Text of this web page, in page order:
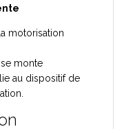
motorisation
monte
au dispositif de